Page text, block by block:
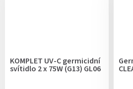
KOMPLET UV-C germicidní
svítidlo 2 x 75W (G13) GL06